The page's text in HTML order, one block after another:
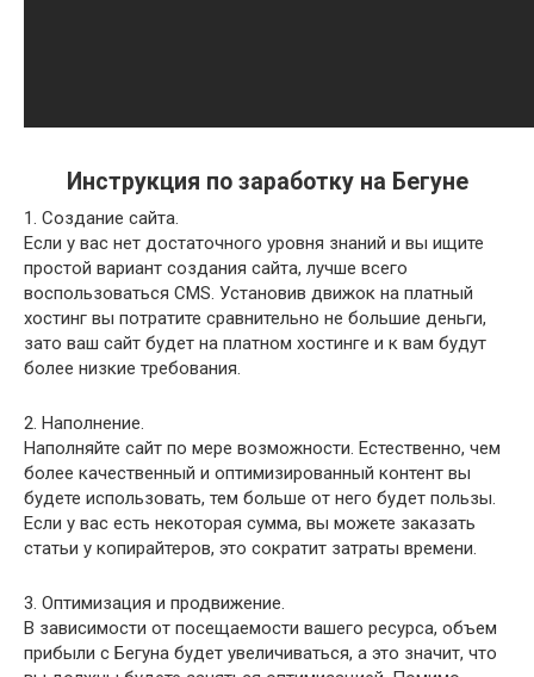
Инструкция по заработку на Бегуне
1. Создание сайта.
Если у вас нет достаточного уровня знаний и вы ищите
простой вариант создания сайта, лучше всего
воспользоваться CMS. Установив движок на платный
хостинг вы потратите сравнительно не большие деньги,
зато ваш сайт будет на платном хостинге и к вам будут
более низкие требования.
2. Наполнение.
Наполняйте сайт по мере возможности. Естественно, чем
более качественный и оптимизированный контент вы
будете использовать, тем больше от него будет пользы.
Если у вас есть некоторая сумма, вы можете заказать
статьи у копирайтеров, это сократит затраты времени.
3. Оптимизация и продвижение.
В зависимости от посещаемости вашего ресурса, объем
прибыли с Бегуна будет увеличиваться, а это значит, что